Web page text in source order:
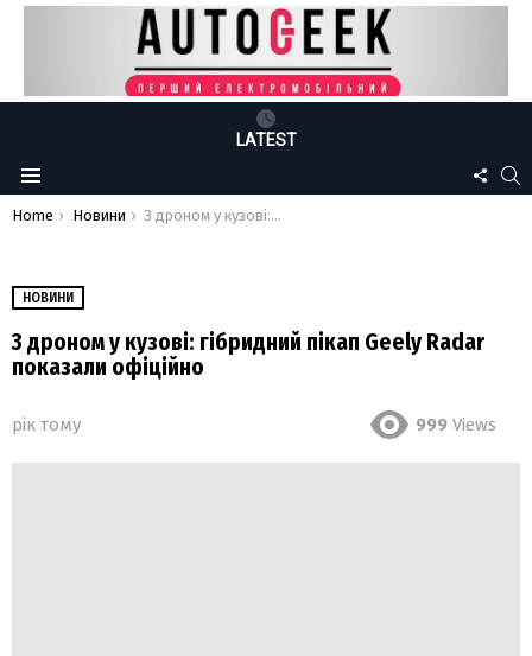
LATEST
Menu
US
You are here:
Home Новини З дроном у кузові: гібридний пікап Geely Radar показали офіційно
НОВИНИ
З дроном у кузові: гібридний пікап Geely Radar
показали офіційно
рік тому 999 Views